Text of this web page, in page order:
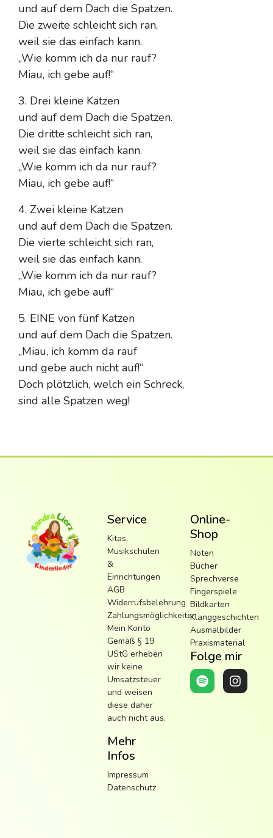
und auf dem Dach die Spatzen.
Die zweite schleicht sich ran,
weil sie das einfach kann.
„Wie komm ich da nur rauf?
Miau, ich gebe auf!“
3. Drei kleine Katzen
und auf dem Dach die Spatzen.
Die dritte schleicht sich ran,
weil sie das einfach kann.
„Wie komm ich da nur rauf?
Miau, ich gebe auf!“
4. Zwei kleine Katzen
und auf dem Dach die Spatzen.
Die vierte schleicht sich ran,
weil sie das einfach kann.
„Wie komm ich da nur rauf?
Miau, ich gebe auf!“
5. EINE von fünf Katzen
und auf dem Dach die Spatzen.
„Miau, ich komm da rauf
und gebe auch nicht auf!“
Doch plötzlich, welch ein Schreck,
sind alle Spatzen weg!
Service
Kitas,
Musikschulen
&
Einrichtungen
AGB
Widerrufsbelehrung
Zahlungsmöglichkeiten
Mein Konto
Gemäß § 19
UStG erheben
wir keine
Umsatzsteuer
und weisen
diese daher
auch nicht aus.
Mehr
Infos
Impressum
Datenschutz
Online-
Shop
Noten
Bücher
Sprechverse
Fingerspiele
Bildkarten
Klanggeschichten
Ausmalbilder
Praxismaterial
Folge mir